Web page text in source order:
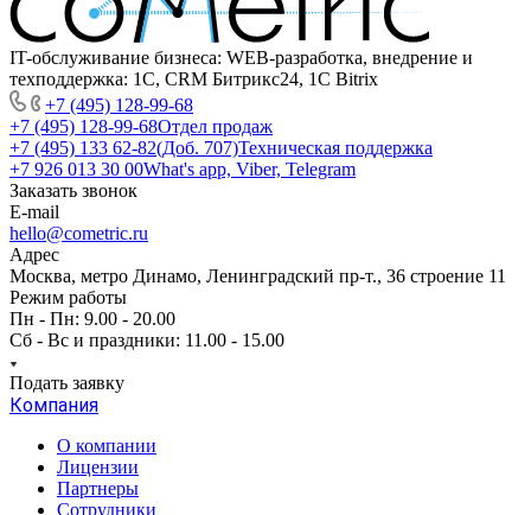
IT-обслуживание бизнеса: WEB-разработка, внедрение и
техподдержка: 1С, CRM Битрикс24, 1С Bitrix
+7 (495) 128-99-68
+7 (495) 128-99-68Отдел продаж
+7 (495) 133 62-82(Доб. 707)Техническая поддержка
+7 926 013 30 00What's app, Viber, Telegram
Заказать звонок
E-mail
hello@cometric.ru
Адрес
Москва, метро Динамо, Ленинградский пр-т., 36 строение 11
Режим работы
Пн - Пн: 9.00 - 20.00
Сб - Вс и праздники: 11.00 - 15.00
Подать заявку
Компания
О компании
Лицензии
Партнеры
Сотрудники